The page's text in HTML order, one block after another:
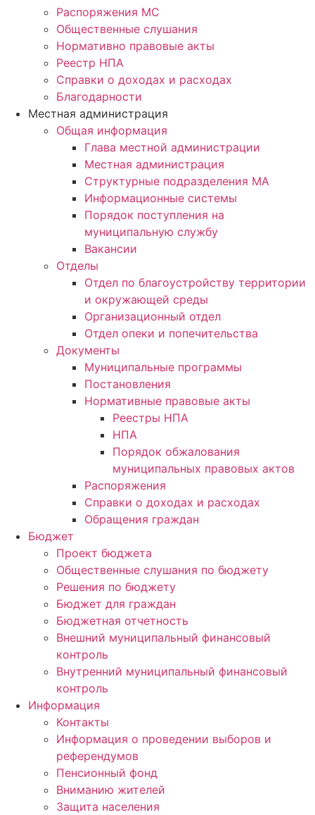
Распоряжения МС
Общественные слушания
Нормативно правовые акты
Реестр НПА
Справки о доходах и расходах
Благодарности
Местная администрация
Общая информация
Глава местной администрации
Местная администрация
Структурные подразделения МА
Информационные системы
Порядок поступления на
муниципальную службу
Вакансии
Отделы
Отдел по благоустройству территории
и окружающей среды
Организационный отдел
Отдел опеки и попечительства
Документы
Муниципальные программы
Постановления
Нормативные правовые акты
Реестры НПА
НПА
Порядок обжалования
муниципальных правовых актов
Распоряжения
Справки о доходах и расходах
Обращения граждан
Бюджет
Проект бюджета
Общественные слушания по бюджету
Решения по бюджету
Бюджет для граждан
Бюджетная отчетность
Внешний муниципальный финансовый
контроль
Внутренний муниципальный финансовый
контроль
Информация
Контакты
Информация о проведении выборов и
референдумов
Пенсионный фонд
Вниманию жителей
Защита населения